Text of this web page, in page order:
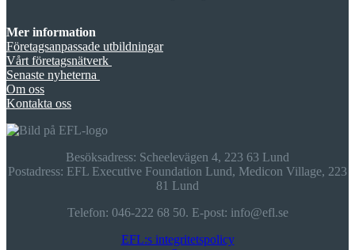
Mer information
Företagsanpassade utbildningar
Vårt företagsnätverk
Senaste nyheterna
Om oss
Kontakta oss
Besöksadress: Scheelevägen 4, 223 63 Lund
Postadress: EFL Executive Foundation Lund, Medicon Village, 223
81 Lund
Telefon: 046­-222 68 50. E­-post: info@efl.se
EFL:s integritetspolicy